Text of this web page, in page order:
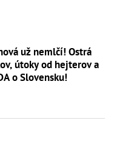
už nemlčí! Ostrá
útoky od hejterov a
o Slovensku!